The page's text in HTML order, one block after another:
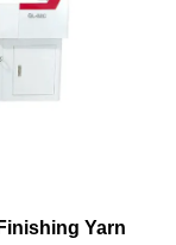
Yarn